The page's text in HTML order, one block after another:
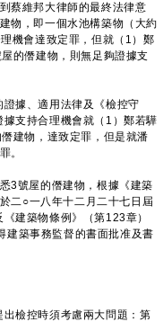
維邦大律師的最終法律意
物，即一個水池構築物（大約
機會達致定罪，但就（1）鄭
的僭建物，則無足夠證據支
據、適用法律及《檢控守
支持合理機會就（1）鄭若驊
建物，達致定罪，但是就潘
。
號屋的僭建物，根據《建築
二○一八年十二月二十七日屆
建築物條例》（第123章）
建築事務監督的書面批准及書
檢控時須考慮兩大問題：第